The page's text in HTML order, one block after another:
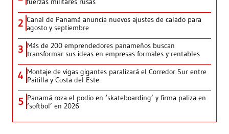
2 Canal de Panamá anuncia nuevos ajustes de calado para
agosto y septiembre
3 Más de 200 emprendedores panameños buscan
transformar sus ideas en empresas formales y rentables
4 Montaje de vigas gigantes paralizará el Corredor Sur entre
Paitilla y Costa del Este
5 Panamá roza el podio en ‘skateboarding’ y firma paliza en
‘softbol’ en 2026